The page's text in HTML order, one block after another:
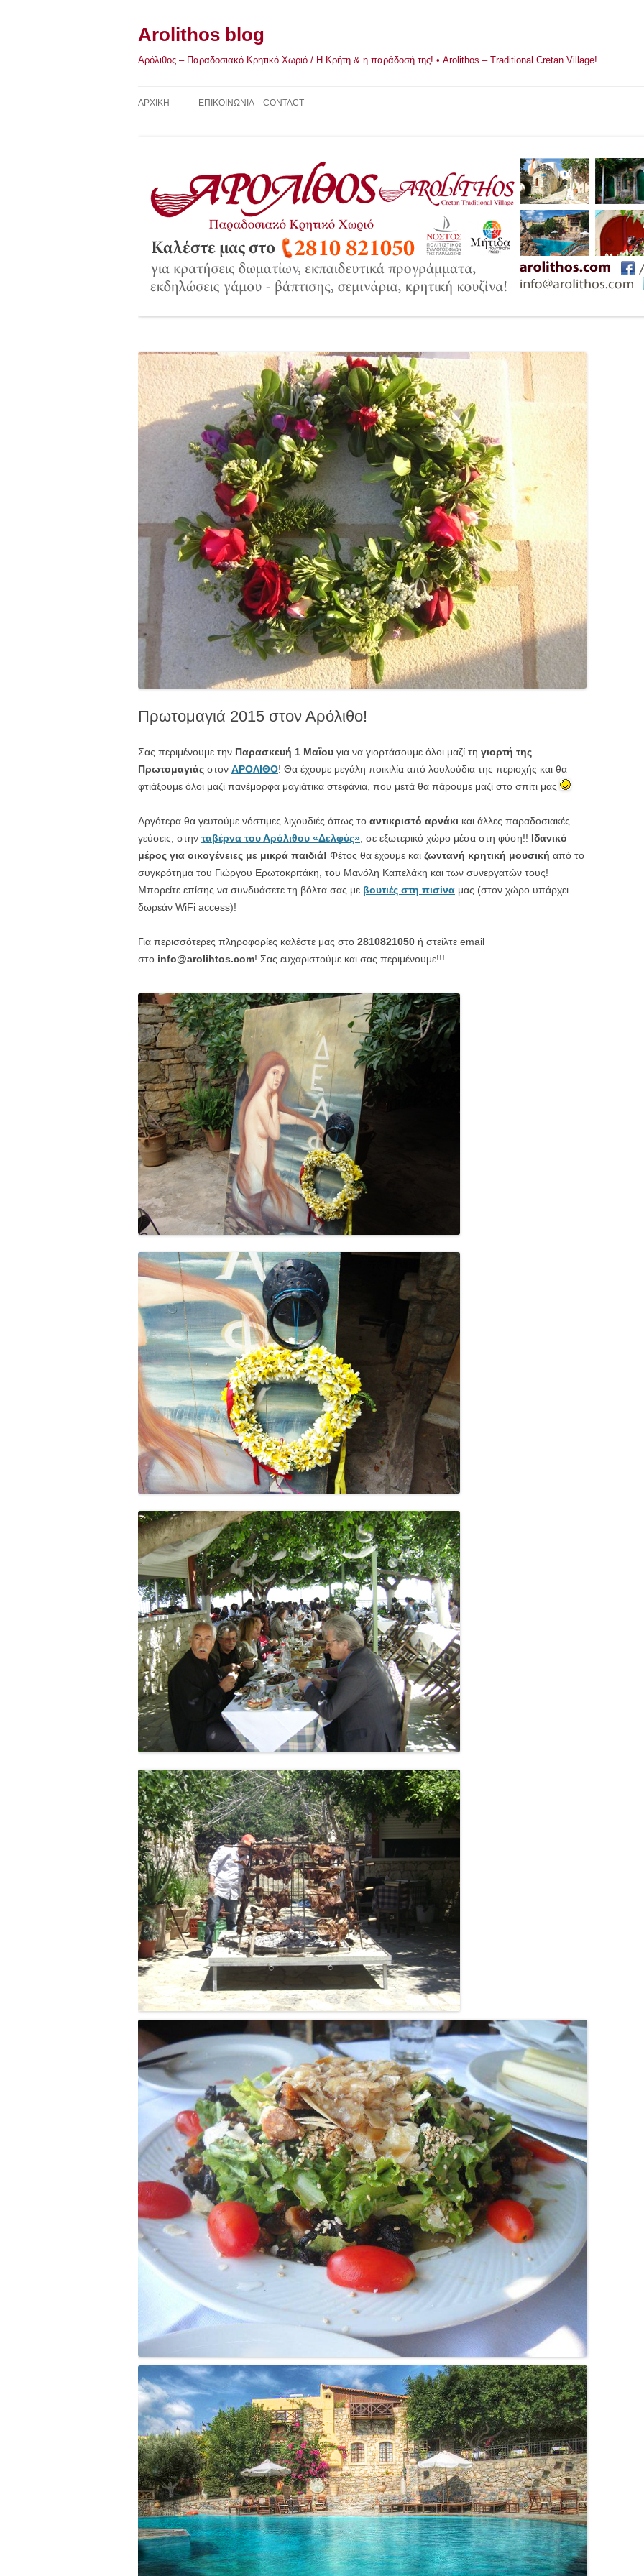
Arolithos blog
Αρόλιθος – Παραδοσιακό Κρητικό Χωριό / Η Κρήτη & η παράδοσή της! • Arolithos – Traditional Cretan Village!
ΑΡΧΙΚΉ ΕΠΙΚΟΙΝΩΝΙΑ – CONTACT
Πρωτομαγιά 2015 στον Αρόλιθο!
Σας περιμένουμε την Παρασκευή 1 Μαΐου για να γιορτάσουμε όλοι μαζί τη γιορτή της
Πρωτομαγιάς στον ΑΡΟΛΙΘΟ! Θα έχουμε μεγάλη ποικιλία από λουλούδια της περιοχής και θα
φτιάξουμε όλοι μαζί πανέμορφα μαγιάτικα στεφάνια, που μετά θα πάρουμε μαζί στο σπίτι μας
Αργότερα θα γευτούμε νόστιμες λιχουδιές όπως το αντικριστό αρνάκι και άλλες παραδοσιακές
γεύσεις, στην ταβέρνα του Αρόλιθου «Δελφύς» , σε εξωτερικό χώρο μέσα στη φύση!! Ιδανικό
μέρος για οικογένειες με μικρά παιδιά! Φέτος θα έχουμε και ζωντανή κρητική μουσική από το
συγκρότημα του Γιώργου Ερωτοκριτάκη, του Μανόλη Καπελάκη και των συνεργατών τους!
Μπορείτε επίσης να συνδυάσετε τη βόλτα σας με βουτιές στη πισίνα μας (στον χώρο υπάρχει
δωρεάν WiFi access)!
Για περισσότερες πληροφορίες καλέστε μας στο 2810821050 ή στείλτε email
στο info@arolihtos.com! Σας ευχαριστούμε και σας περιμένουμε!!!